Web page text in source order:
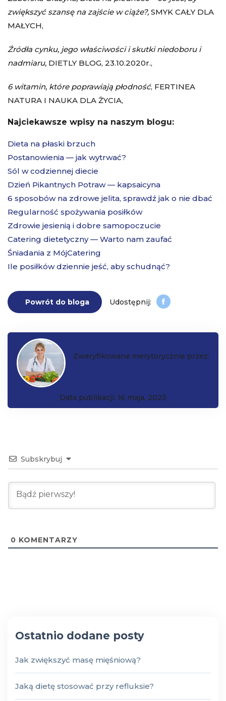
zwiększyć szansę na zajście w ciąże?, SMYK CAŁY DLA
MAŁYCH,
Źródła cynku, jego właściwości i skutki niedoboru i
nadmiaru, DIETLY BLOG, 23.10.2020r.,
6 witamin, które poprawiają płodność, FERTINEA
NATURA I NAUKA DLA ŻYCIA,
Najciekawsze wpisy na naszym blogu:
Dieta na płaski brzuch
Postanowienia — jak wytrwać?
Sól w codziennej diecie
Dzień Pikantnych Potraw — kapsaicyna
6 sposobów na zdrowe jelita, sprawdź jak o nie dbać
Regularność spożywania posiłków
Zdrowie jesienią i dobre samopoczucie
Catering dietetyczny — Warto nam zaufać
Śniadania z MójCatering
Ile posiłków dziennie jeść, aby schudnąć?
Powrót do bloga
Zweryfikowane merytorycznie przez:
Data publikacji: 16 maja, 2023
Subskrybuj
0 KOMENTARZY
Ostatnio dodane posty
Jak zwiększyć masę mięśniową?
Jaką dietę stosować przy refluksie?